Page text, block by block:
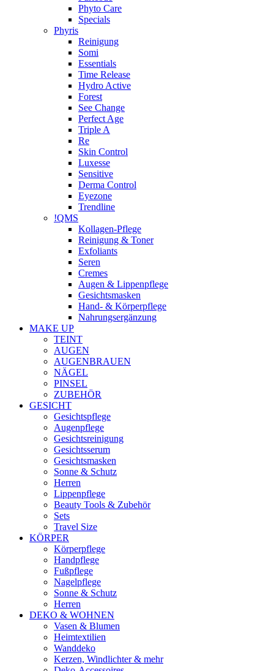
Phyto Care
Specials
Phyris
Reinigung
Somi
Essentials
Time Release
Hydro Active
Forest
See Change
Perfect Age
Triple A
Re
Skin Control
Luxesse
Sensitive
Derma Control
Eyezone
Trendline
!QMS
Kollagen-Pflege
Reinigung & Toner
Exfoliants
Seren
Cremes
Augen & Lippenpflege
Gesichtsmasken
Hand- & Körperpflege
Nahrungsergänzung
MAKE UP
TEINT
AUGEN
AUGENBRAUEN
NÄGEL
PINSEL
ZUBEHÖR
GESICHT
Gesichtspflege
Augenpflege
Gesichtsreinigung
Gesichtsserum
Gesichtsmasken
Sonne & Schutz
Herren
Lippenpflege
Beauty Tools & Zubehör
Sets
Travel Size
KÖRPER
Körperpflege
Handpflege
Fußpflege
Nagelpflege
Sonne & Schutz
Herren
DEKO & WOHNEN
Vasen & Blumen
Heimtextilien
Wanddeko
Kerzen, Windlichter & mehr